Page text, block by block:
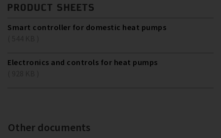
PRODUCT SHEETS
Smart controller for domestic heat pumps
Electronics and controls for heat pumps
Other documents